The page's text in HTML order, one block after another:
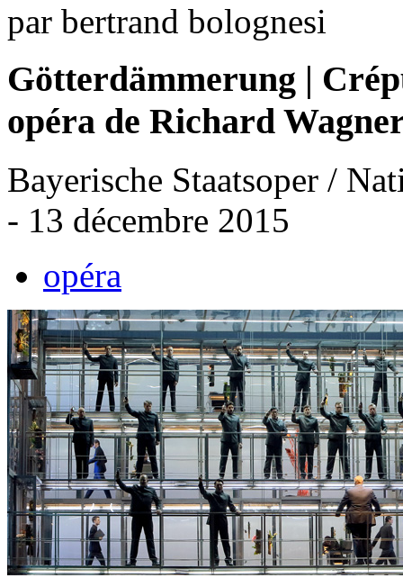
par bertrand bolognesi
Götterdämmerung |
opéra de Richard
Bayerische Staatsoper /
- 13 décembre 2015
opéra